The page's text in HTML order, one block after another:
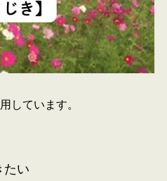
しています。
たい